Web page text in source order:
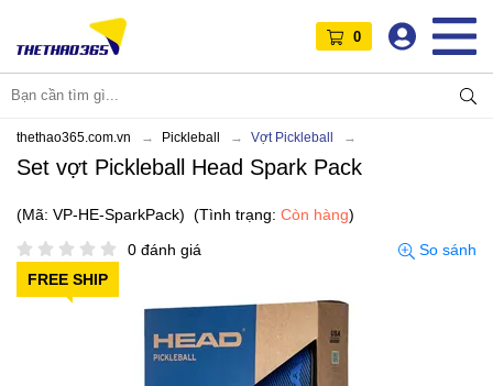
0
thethao365.com.vn Pickleball Vợt Pickleball
Set vợt Pickleball Head Spark Pack
(Mã: VP-HE-SparkPack) (Tình trạng: Còn hàng)
0 đánh giá
So sánh
FREE SHIP